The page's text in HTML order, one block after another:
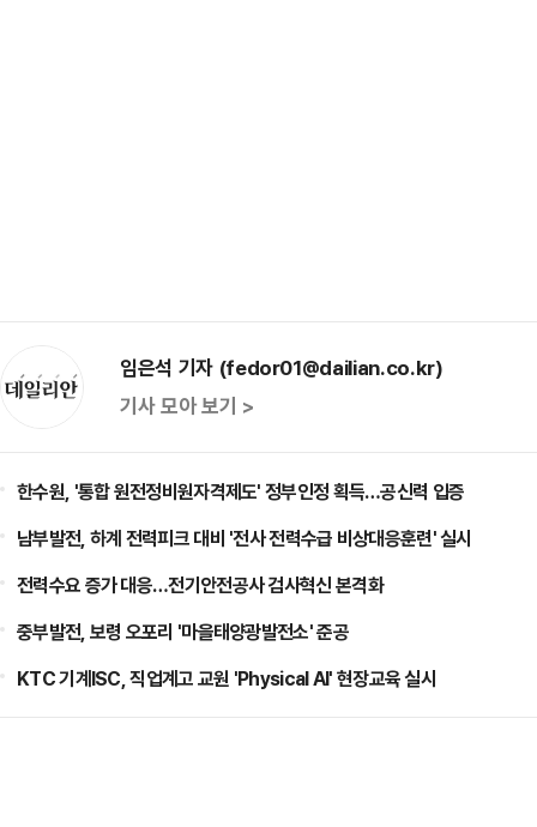
임은석 기자 (fedor01@dailian.co.kr)
기사 모아 보기 >
한수원, '통합 원전정비원자격제도' 정부인정 획득…공신력 입증
남부발전, 하계 전력피크 대비 '전사 전력수급 비상대응훈련' 실시
전력수요 증가 대응…전기안전공사 검사혁신 본격화
중부발전, 보령 오포리 '마을태양광발전소' 준공
KTC 기계ISC, 직업계고 교원 'Physical AI' 현장교육 실시